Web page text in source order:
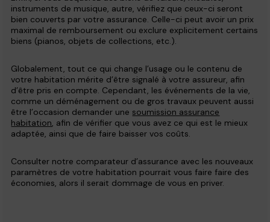
instruments de musique, autre, vérifiez que ceux-ci seront
bien couverts par votre assurance. Celle-ci peut avoir un prix
maximal de remboursement ou exclure explicitement certains
biens (pianos, objets de collections, etc.).
Globalement, tout ce qui change l’usage ou le contenu de
votre habitation mérite d’être signalé à votre assureur, afin
d’être pris en compte. Cependant, les événements de la vie,
comme un déménagement ou de gros travaux peuvent aussi
être l’occasion demander une soumission assurance
habitation, afin de vérifier que vous avez ce qui est le mieux
adaptée, ainsi que de faire baisser vos coûts.
Consulter notre comparateur d’assurance avec les nouveaux
paramètres de votre habitation pourrait vous faire faire des
économies, alors il serait dommage de vous en priver.